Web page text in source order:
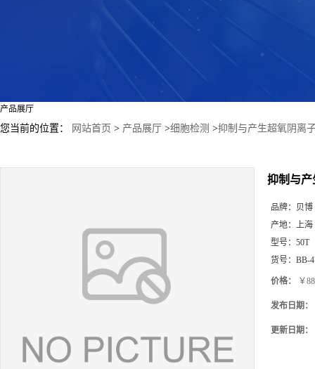
产品展厅
您当前的位置： 网站首页 > 产品展厅 >细胞检测 >抑制与产生超氧阴离
抑制与产
品牌： 贝博
产地： 上海
型号： 50T
货号： BB-
价格： ￥
发布日期：
更新日期：